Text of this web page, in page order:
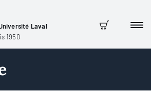
Laval
1950
Panier